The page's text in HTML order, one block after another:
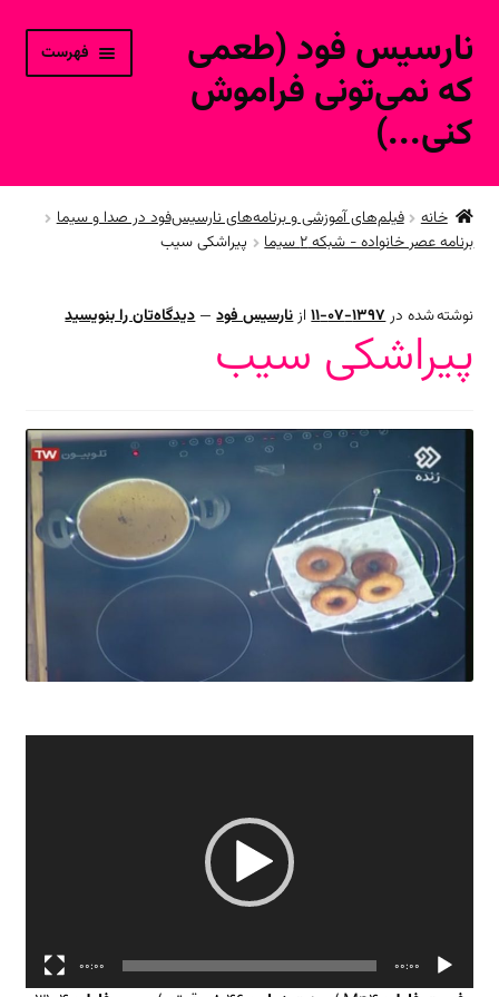
پرش
ناوبری
پرش
محتوا
نارسیس فود (طعمی
که نمی‌تونی فراموش
کنی...)
فهرست
خانه
حساب کاربری
محصولات فروشگاه آنلاین
ارتباط با ما
خانه
فیلم‌های آموزشی و برنامه‌های نارسیس‌فود در صدا و سیما
برنامه عصر خانواده - شبکه ۲ سیما
پیراشکی سیب
نوشته شده در1397-07-11 ازنارسیس فود —دیدگاه‌تان را بنویسید
پیراشکی سیب
00:00
00:00